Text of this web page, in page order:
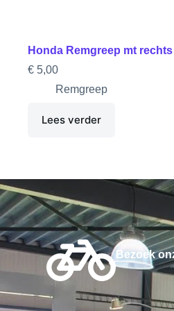
Honda Remgreep mt rechts
€ 5,00
Remgreep
Lees verder
Bezoek